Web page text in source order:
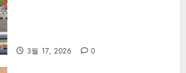
3월 17, 2026 0